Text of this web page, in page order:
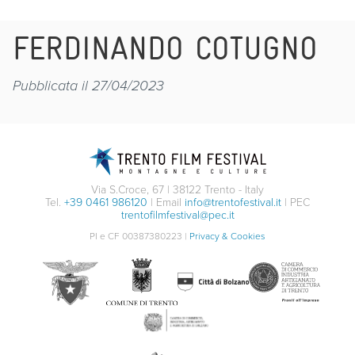
FERDINANDO COTUGNO
Pubblicata il 27/04/2023
Via S.Croce, 67 | 38122 Trento - Italy
Tel. +39 0461 986120 | Email info@trentofestival.it | PEC
trentofilmfestival@pec.it
PI e CF 00387380223 | Privacy & Cookies